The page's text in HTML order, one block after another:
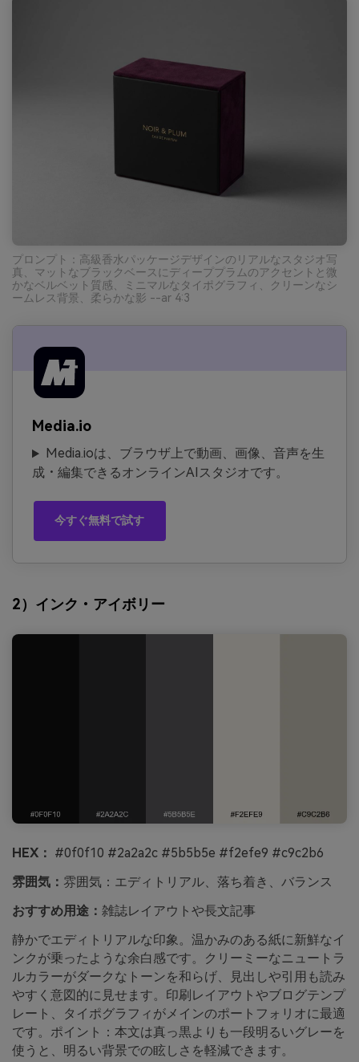
プロンプト：高級香水パッケージデザインのリアルなスタジオ写
真、マットなブラックベースにディーププラムのアクセントと微
かなベルベット質感、ミニマルなタイポグラフィ、クリーンなシ
ームレス背景、柔らかな影 --ar 4:3
Media.io
Media.ioは、ブラウザ上で動画、画像、音声を生
成・編集できるオンラインAIスタジオです。
今すぐ無料で試す
2）インク・アイボリー
HEX： #0f0f10 #2a2a2c #5b5b5e #f2efe9 #c9c2b6
雰囲気： 雰囲気：エディトリアル、落ち着き、バランス
おすすめ用途： 雑誌レイアウトや長文記事
静かでエディトリアルな印象。温かみのある紙に新鮮なイ
ンクが乗ったような余白感です。クリーミーなニュートラ
ルカラーがダークなトーンを和らげ、見出しや引用も読み
やすく意図的に見せます。印刷レイアウトやブログテンプ
レート、タイポグラフィがメインのポートフォリオに最適
です。ポイント：本文は真っ黒よりも一段明るいグレーを
使うと、明るい背景での眩しさを軽減できます。